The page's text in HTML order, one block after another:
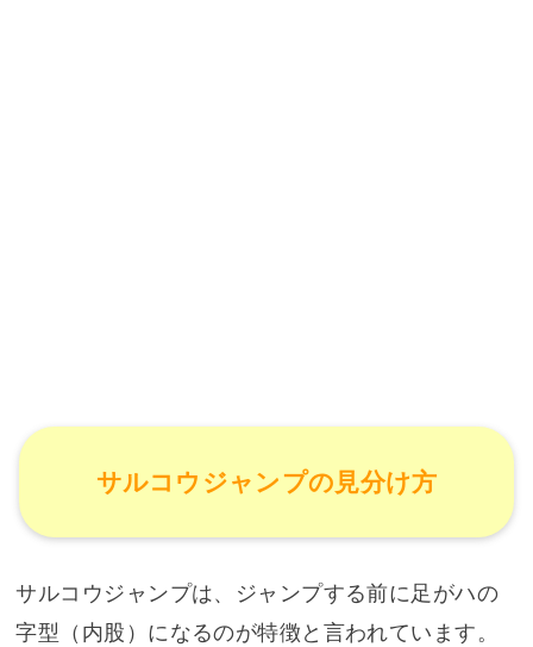
サルコウジャンプの見分け方
サルコウジャンプは、ジャンプする前に足がハの
字型（内股）になるのが特徴と言われています。